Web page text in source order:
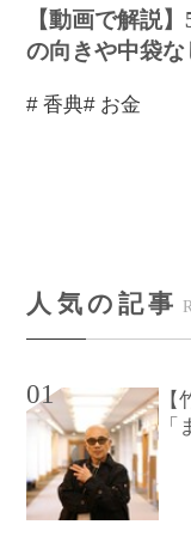
【動画で解説
の向きや中袋
# 香典# お金
人気の記事
01